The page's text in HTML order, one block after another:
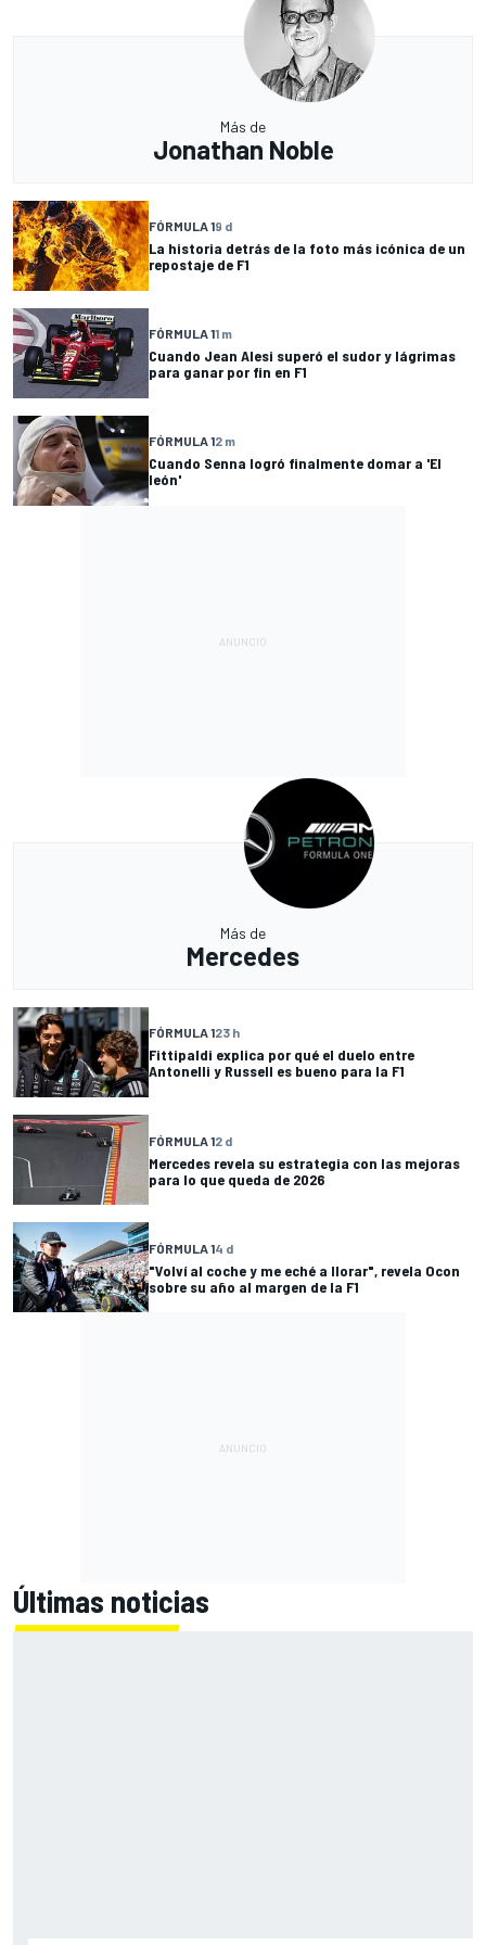
Más de
Jonathan Noble
FÓRMULA 19 d
La historia detrás de la foto más icónica de un
repostaje de F1
FÓRMULA 11 m
Cuando Jean Alesi superó el sudor y lágrimas
para ganar por fin en F1
FÓRMULA 12 m
Cuando Senna logró finalmente domar a 'El
león'
Más de
Mercedes
FÓRMULA 123 h
Fittipaldi explica por qué el duelo entre
Antonelli y Russell es bueno para la F1
FÓRMULA 12 d
Mercedes revela su estrategia con las mejoras
para lo que queda de 2026
FÓRMULA 14 d
"Volví al coche y me eché a llorar", revela Ocon
sobre su año al margen de la F1
Últimas noticias